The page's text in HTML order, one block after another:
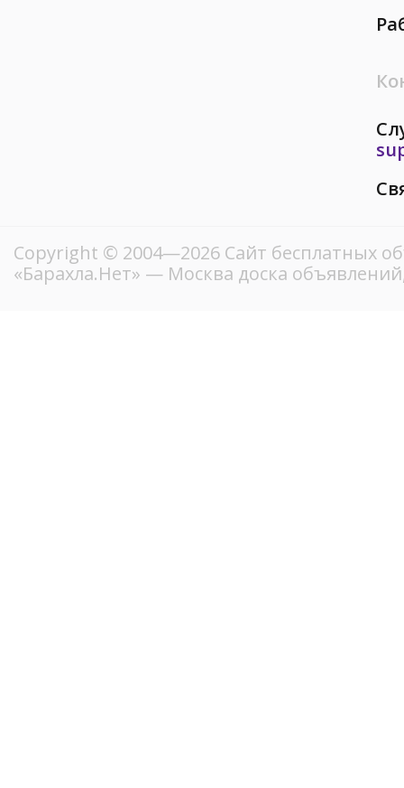
Copyright © 2004—2026 Сайт бесплатных
«Барахла.Нет» — Москва доска